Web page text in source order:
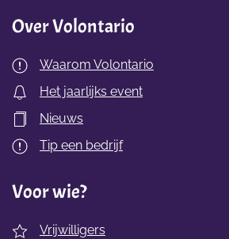
Over Volontario
Waarom Volontario
Het jaarlijks event
Nieuws
Tip een bedrijf
Voor wie?
Vrijwilligers